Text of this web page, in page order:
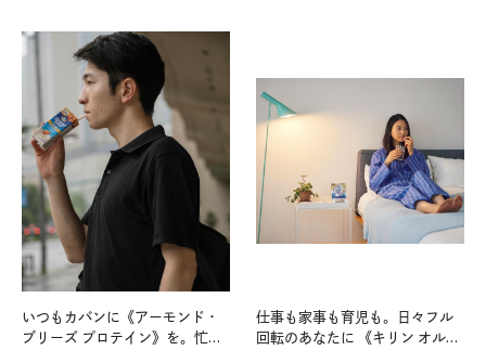
いつもカバンに《アーモンド・
ブリーズ プロテイン》を。忙し
仕事も家事も育児も。日々フル
回転のあなたに 《キリン オルニ